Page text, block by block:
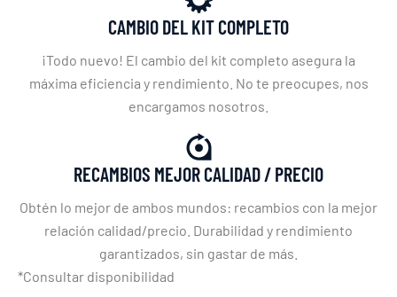
CAMBIO DEL KIT COMPLETO
¡Todo nuevo! El cambio del kit completo asegura la
máxima eficiencia y rendimiento. No te preocupes, nos
encargamos nosotros.
RECAMBIOS MEJOR CALIDAD / PRECIO
Obtén lo mejor de ambos mundos: recambios con la mejor
relación calidad/precio. Durabilidad y rendimiento
garantizados, sin gastar de más.
*Consultar disponibilidad